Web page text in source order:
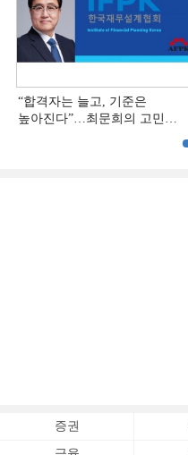
“합격자는 늘고, 기준은
높아진다”…최문희의 고민
증권